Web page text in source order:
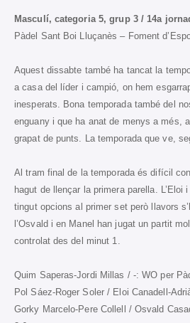
Masculí, categoria 5, grup 3 / 14a
Pàdel Sant Boi Lluçanès – Foment
Aquest dissabte també ha tancat la
a casa del líder i campió, on hem
inesperats. Bona temporada també del
enguany i que ha anat de menys a més,
grapat de punts. La temporada que ve,
Al tram final de la temporada és difícil
hagut de llençar la primera parella. L’Eloi
tingut opcions al primer set però llavors
l’Osvald i en Manel han jugat un partit
controlat des del minut 1.
Quim Saperas-Jordi Millas / -: WO per
Pol Sáez-Roger Soler / Eloi Canadell-
Gorky Marcelo-Pere Collell / Osvald